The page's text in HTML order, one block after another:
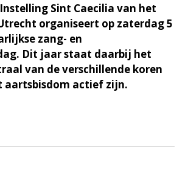
Sint Caecilia van het
organiseert op zaterdag 5
zang- en
Dit jaar staat daarbij het
van de verschillende koren
aartsbisdom actief zijn.